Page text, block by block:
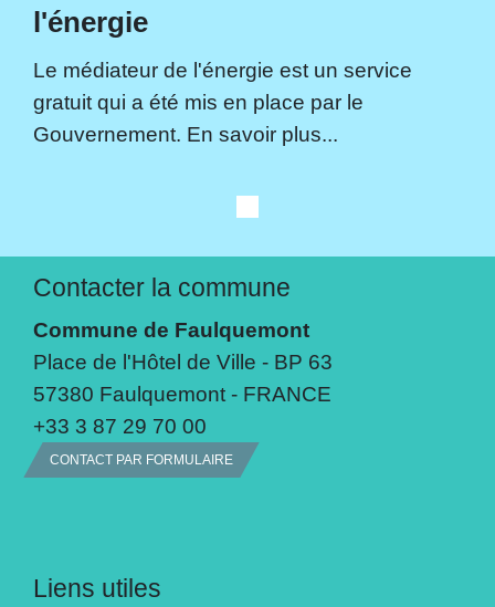
l'énergie
Le médiateur de l'énergie est un service
gratuit qui a été mis en place par le
Gouvernement. En savoir plus...
Contacter la commune
Commune de Faulquemont
Place de l'Hôtel de Ville - BP 63
57380 Faulquemont - FRANCE
+33 3 87 29 70 00
CONTACT PAR FORMULAIRE
Liens utiles